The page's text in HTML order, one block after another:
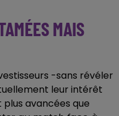
MAIS
-sans révéler
leur intérêt
plus avancées que